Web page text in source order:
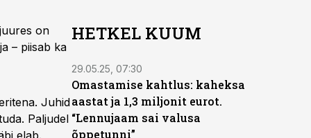
on
– piisab ka
Juhid
Paljudel
elab.
HETKEL KUUM
29.05.25, 07:30
Omastamise kahtlus: kaheksa
aastat ja 1,3 miljonit eurot.
“Lennujaam sai valusa
õppetunni”